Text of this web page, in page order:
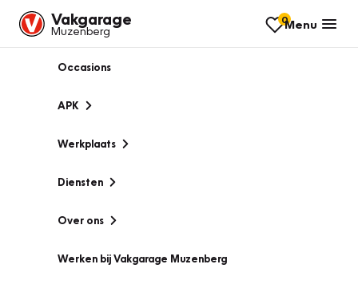
Vakgarage
Muzenberg
0Menu
Occasions
APK
Werkplaats
Diensten
Over ons
Werken bij Vakgarage Muzenberg